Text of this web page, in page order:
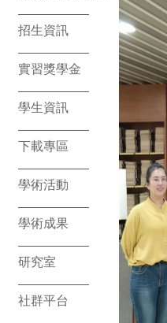
招生資訊
實習獎學金
學生資訊
下載專區
學術活動
學術成果
研究室
社群平台